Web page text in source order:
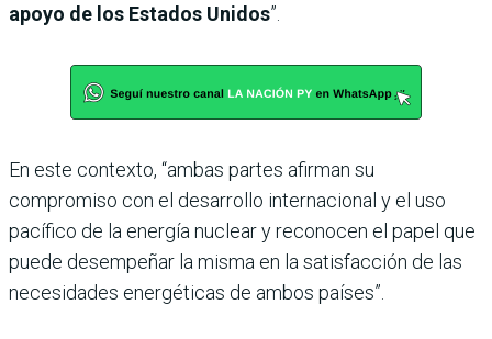
apoyo de los Estados Unidos”.
En este contexto, “ambas partes afirman su
compromiso con el desarrollo internacional y el uso
pacífico de la energía nuclear y reconocen el papel que
puede desempeñar la misma en la satisfacción de las
necesidades energéticas de ambos países”.